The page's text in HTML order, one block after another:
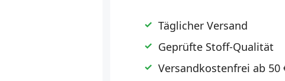
Täglicher Versand
Geprüfte Stoff-Qualität
Versandkostenfrei ab 50